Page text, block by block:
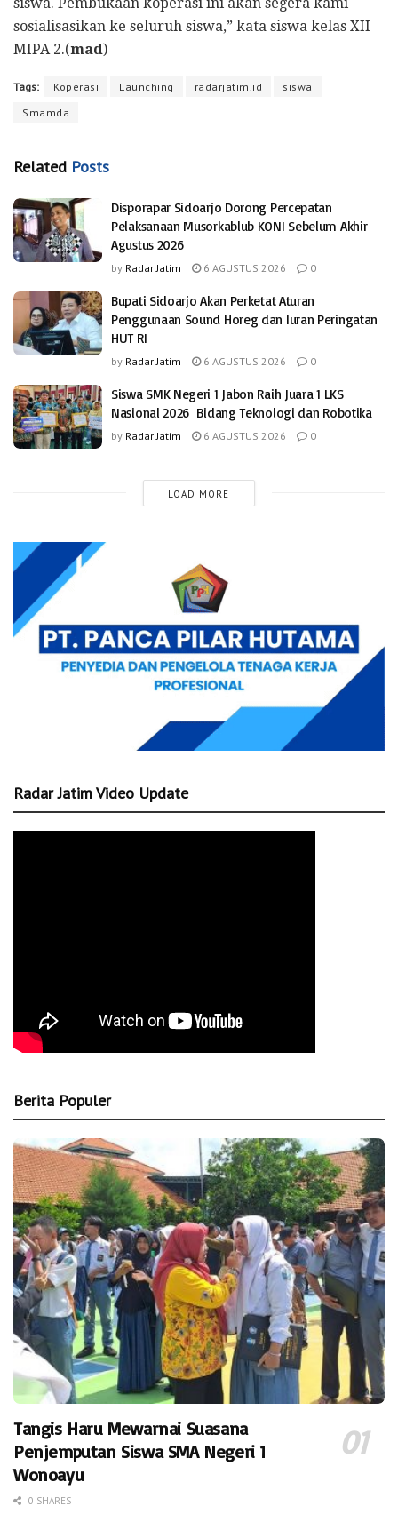
siswa. Pembukaan koperasi ini akan segera kami
sosialisasikan ke seluruh siswa,” kata siswa kelas XII
MIPA 2.(mad)
Tags: Koperasi Launching radarjatim.id
siswa
Smamda
Related Posts
Disporapar Sidoarjo Dorong Percepatan
Pelaksanaan Musorkablub KONI Sebelum Akhir
Agustus 2026
by Radar Jatim 6 AGUSTUS 2026 0
Bupati Sidoarjo Akan Perketat Aturan
Penggunaan Sound Horeg dan Iuran Peringatan
HUT RI
by Radar Jatim 6 AGUSTUS 2026 0
Siswa SMK Negeri 1 Jabon Raih Juara 1 LKS
Nasional 2026 Bidang Teknologi dan Robotika
by Radar Jatim 6 AGUSTUS 2026 0
LOAD MORE
Radar Jatim Video Update
Berita Populer
Tangis Haru Mewarnai Suasana
Penjemputan Siswa SMA Negeri 1
Wonoayu
0 SHARES